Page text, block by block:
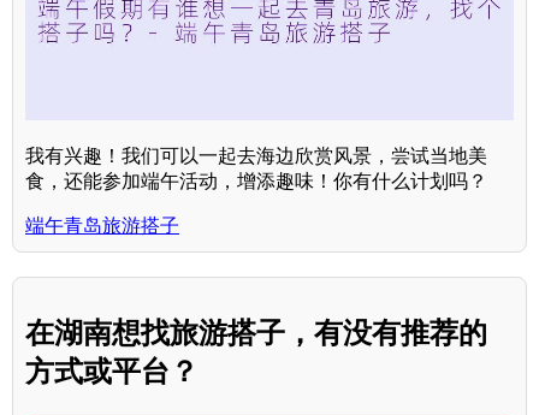
我有兴趣！我们可以一起去海边欣赏风景，尝试当地美
食，还能参加端午活动，增添趣味！你有什么计划吗？
端午青岛旅游搭子
在湖南想找旅游搭子，有没有推荐的
方式或平台？